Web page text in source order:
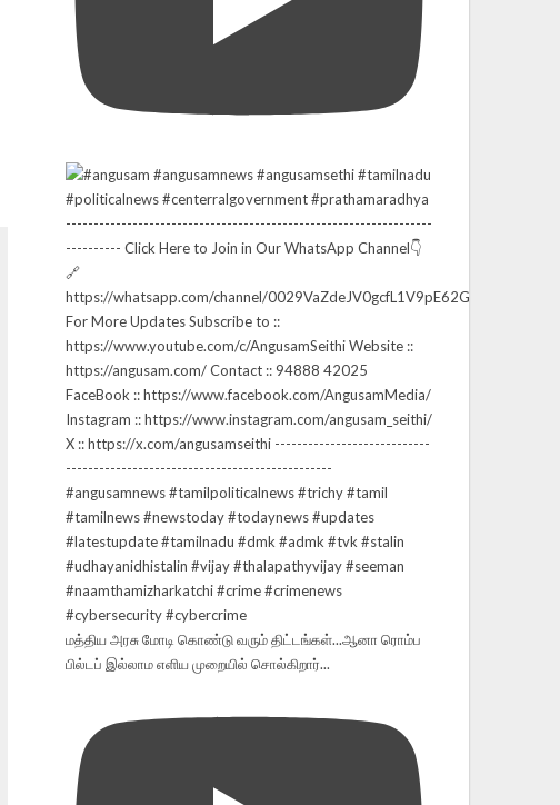
மத்திய அரசு மோடி கொண்டு வரும் திட்டங்கள்...ஆனா ரொம்ப
பில்டப் இல்லாம எளிய முறையில் சொல்கிறார்...